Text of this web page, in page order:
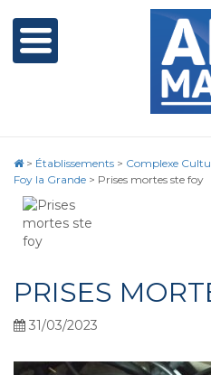
> Établissements > Complexe
Foy la Grande > Prises mortes ste foy
PRISES
31/03/2023